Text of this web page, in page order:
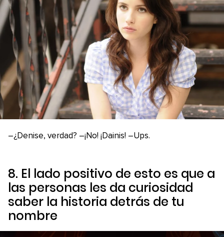
–¿Denise, verdad? –¡No! ¡Dainis! –Ups.
8. El lado positivo de esto es que a
las personas les da curiosidad
saber la historia detrás de tu
nombre